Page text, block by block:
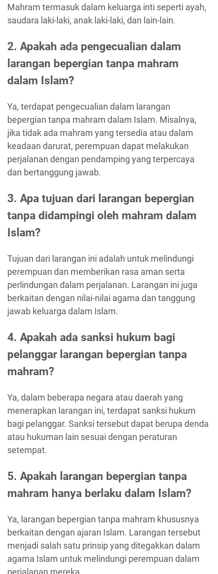
Mahram termasuk dalam keluarga inti seperti ayah,
saudara laki-laki, anak laki-laki, dan lain-lain.
2. Apakah ada pengecualian dalam
larangan bepergian tanpa mahram
dalam Islam?
Ya, terdapat pengecualian dalam larangan
bepergian tanpa mahram dalam Islam. Misalnya,
jika tidak ada mahram yang tersedia atau dalam
keadaan darurat, perempuan dapat melakukan
perjalanan dengan pendamping yang terpercaya
dan bertanggung jawab.
3. Apa tujuan dari larangan bepergian
tanpa didampingi oleh mahram dalam
Islam?
Tujuan dari larangan ini adalah untuk melindungi
perempuan dan memberikan rasa aman serta
perlindungan dalam perjalanan. Larangan ini juga
berkaitan dengan nilai-nilai agama dan tanggung
jawab keluarga dalam Islam.
4. Apakah ada sanksi hukum bagi
pelanggar larangan bepergian tanpa
mahram?
Ya, dalam beberapa negara atau daerah yang
menerapkan larangan ini, terdapat sanksi hukum
bagi pelanggar. Sanksi tersebut dapat berupa denda
atau hukuman lain sesuai dengan peraturan
setempat.
5. Apakah larangan bepergian tanpa
mahram hanya berlaku dalam Islam?
Ya, larangan bepergian tanpa mahram khususnya
berkaitan dengan ajaran Islam. Larangan tersebut
menjadi salah satu prinsip yang ditegakkan dalam
agama Islam untuk melindungi perempuan dalam